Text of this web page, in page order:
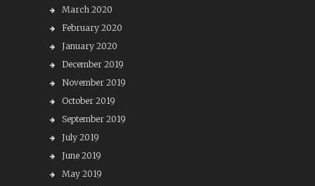
March 2020
February 2020
January 2020
December 2019
November 2019
October 2019
September 2019
July 2019
June 2019
May 2019